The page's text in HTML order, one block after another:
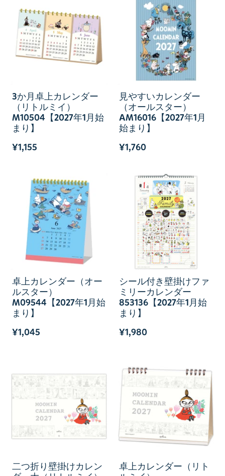
3か月卓上カレンダー
（リトルミイ）
M10504【2027年1月始
まり】
¥1,155
見やすいカレンダー
（オールスター）
AM16016【2027年1月
始まり】
¥1,760
卓上カレンダー（オー
ルスター）
M09544【2027年1月始
まり】
¥1,045
シール付き壁掛けファ
ミリーカレンダー
853136【2027年1月始
まり】
¥1,980
二つ折り壁掛けカレン
卓上カレンダー（リト